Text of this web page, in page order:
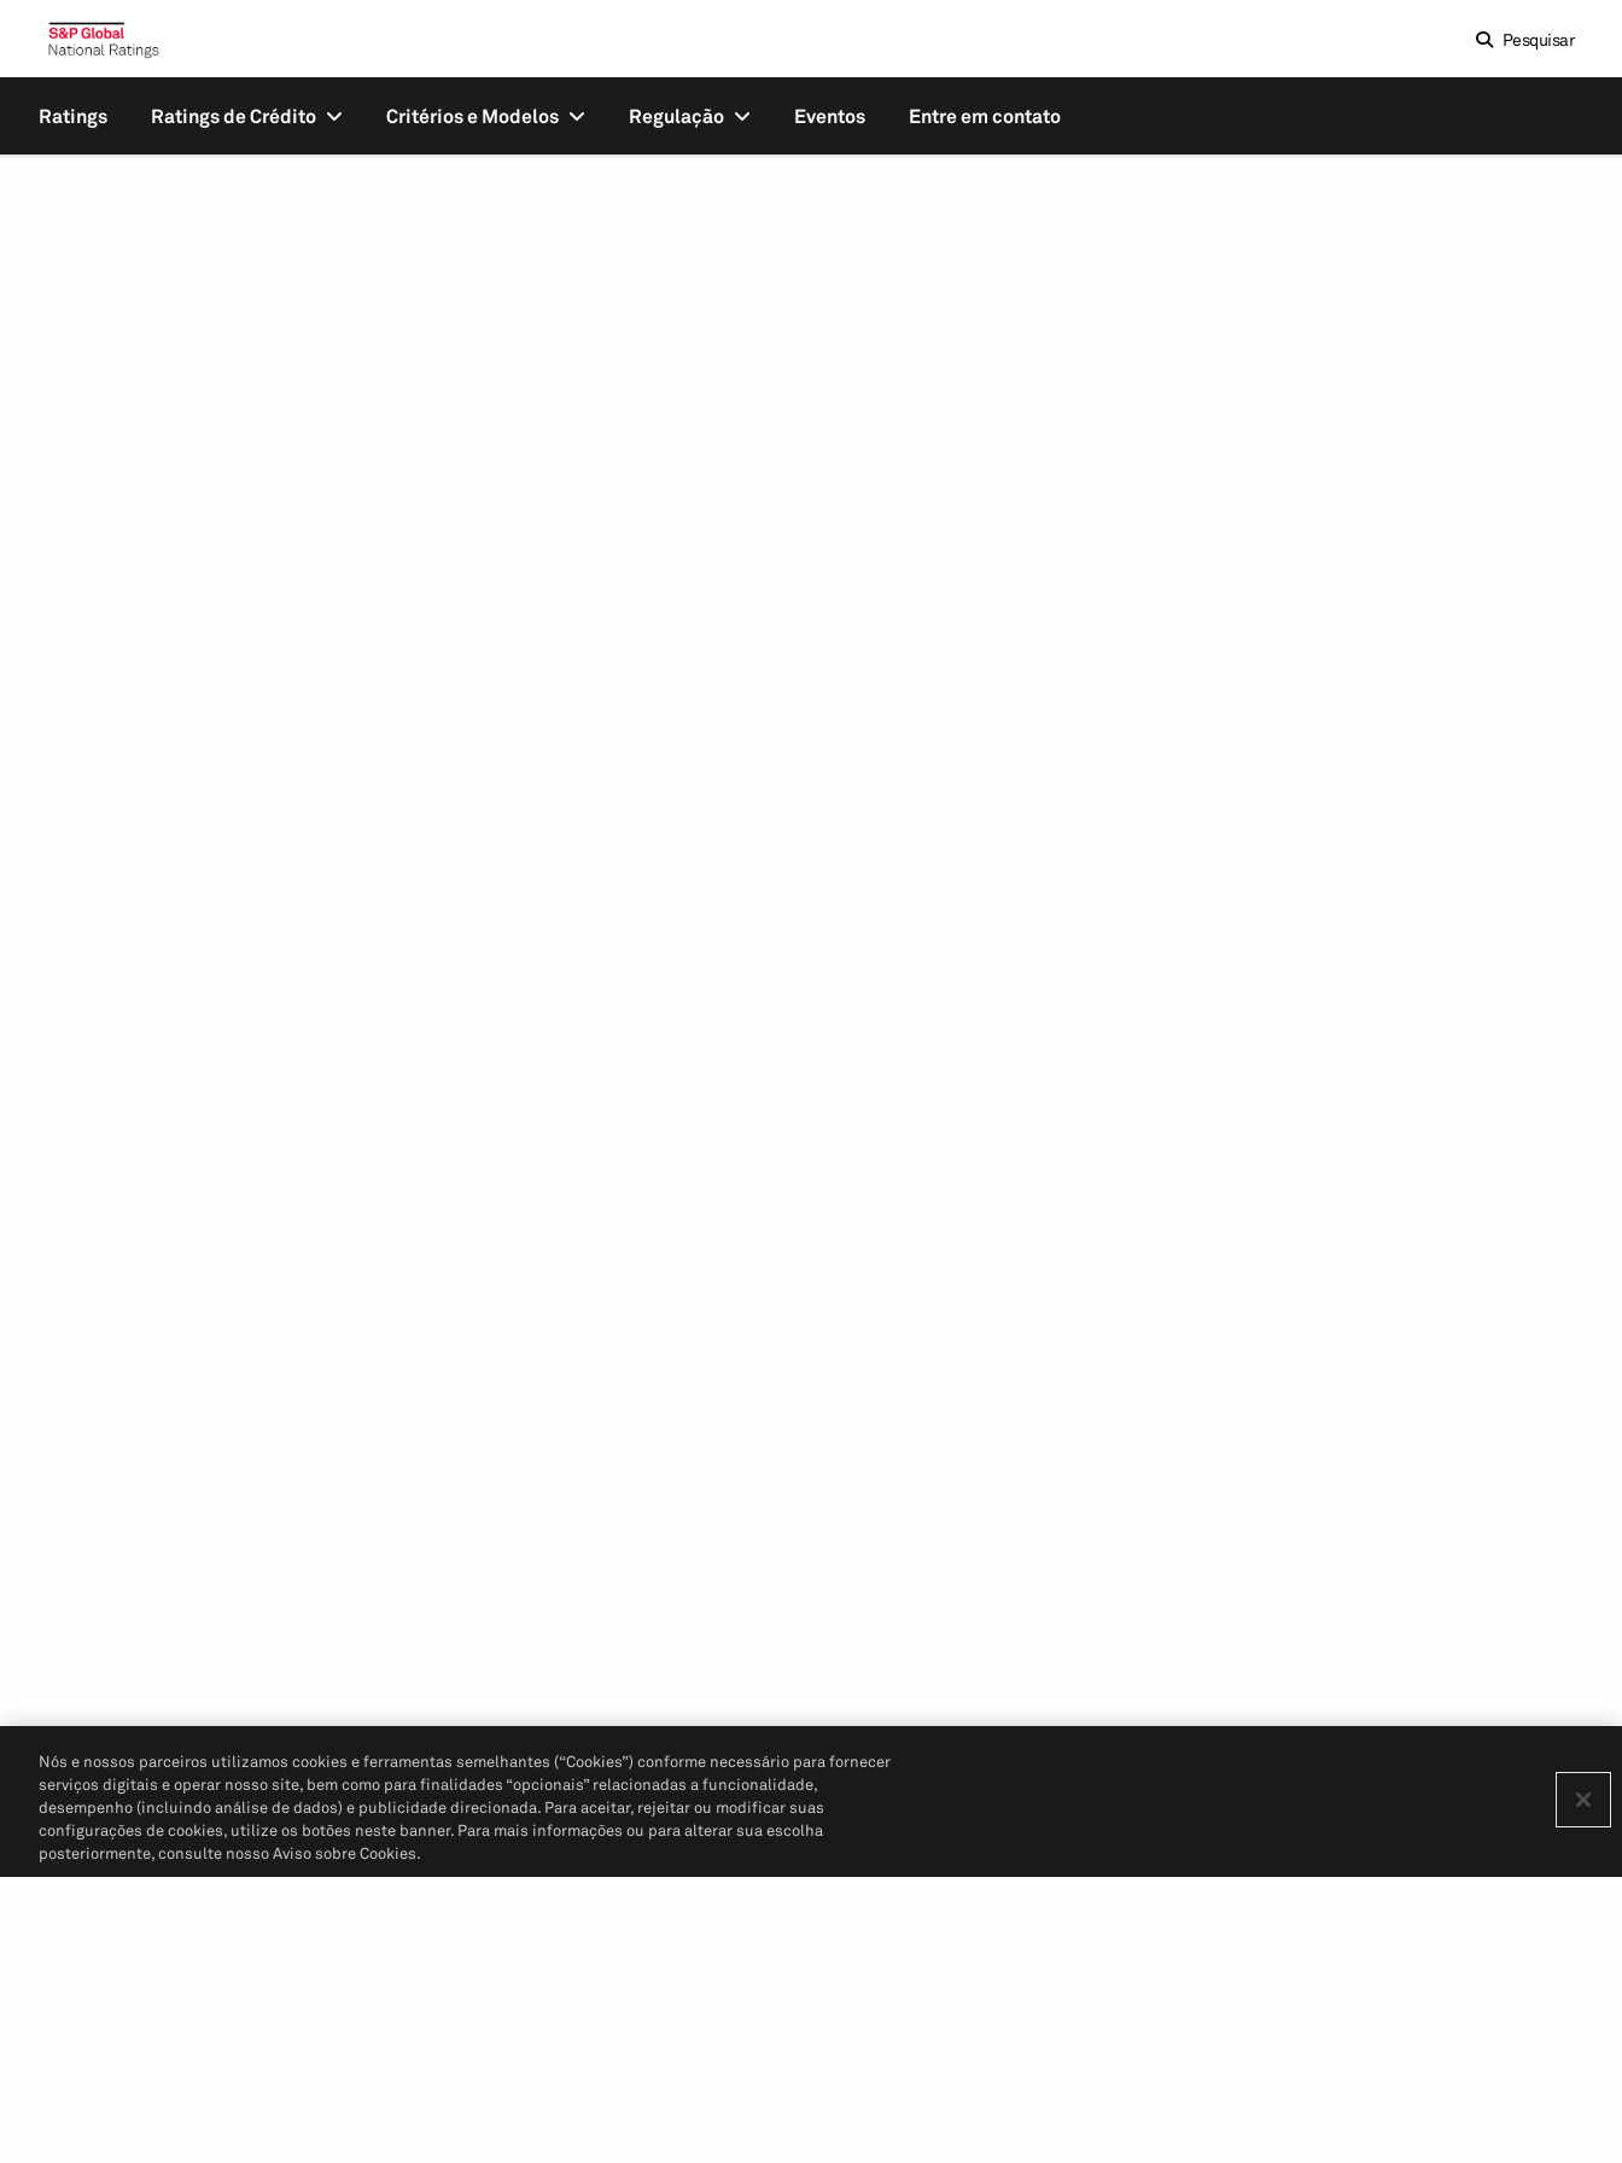
Pesquisar
Ratings Ratings de Crédito Critérios e Modelos Regulação Eventos Entre em contato
Nós e nossos parceiros utilizamos cookies e ferramentas semelhantes (“Cookies”) conforme necessário para fornecer
serviços digitais e operar nosso site, bem como para finalidades “opcionais” relacionadas a funcionalidade,
desempenho (incluindo análise de dados) e publicidade direcionada. Para aceitar, rejeitar ou modificar suas
configurações de cookies, utilize os botões neste banner. Para mais informações ou para alterar sua escolha
posteriormente, consulte nosso Aviso sobre Cookies.